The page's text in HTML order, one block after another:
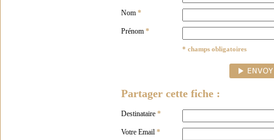
Nom *
Prénom *
* champs obligatoires
Partager cette fiche :
Destinataire *
Votre Email *